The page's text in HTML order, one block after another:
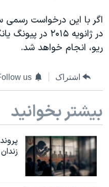
آرشیو پخش زنده
مجموعه مستندهای دادخواهی
تریبونال مردمی آبان ۹۸
قانون شفافیت دارائی کادر
اعتراضات مردمی آبان ۹۸
اسرائیل در جنگ
نرگس محمدی برنده جایزه
اگر با این درخواست
در ژانویه ۲۰۱۵
ریو، انجام خواهد شد.
اشتراک us
بیشتر بخوانید
زندان برای ۲۵